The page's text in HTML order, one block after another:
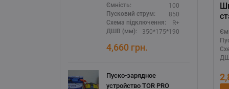
Ємність: 100
Пусковий струм: 850
Схема підключення: R+
ДШВ (мм): 350*175*190
4,660 грн.
Пуско-зарядное
устройство TOR PRO